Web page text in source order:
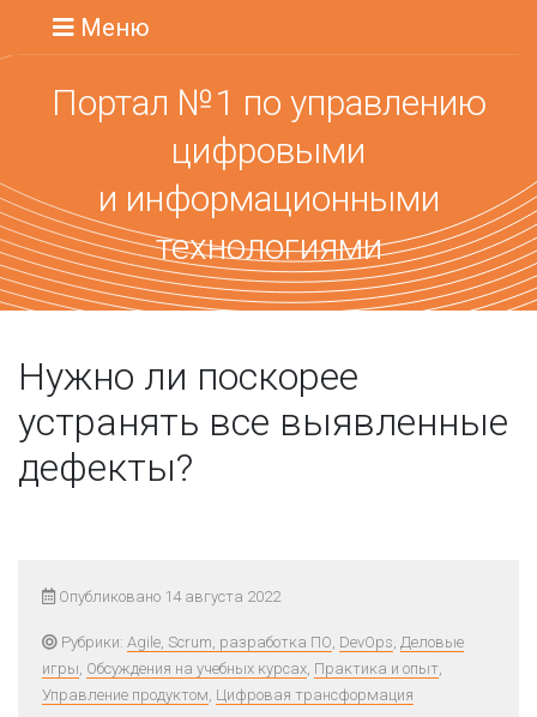
Меню
Портал №1 по управлению
цифровыми
и информационными
технологиями
Нужно ли поскорее
устранять все выявленные
дефекты?
Опубликовано 14 августа 2022
Рубрики: Agile, Scrum, разработка ПО, DevOps, Деловые
игры, Обсуждения на учебных курсах, Практика и опыт,
Управление продуктом, Цифровая трансформация